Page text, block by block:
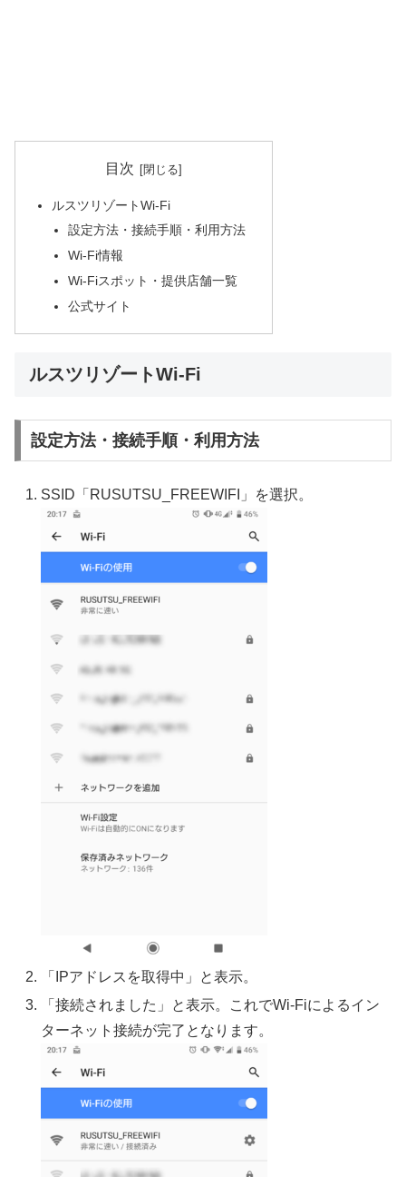
目次
ルスツリゾートWi-Fi
設定方法・接続手順・利用方法
Wi-Fi情報
Wi-Fiスポット・提供店舗一覧
公式サイト
ルスツリゾートWi-Fi
設定方法・接続手順・利用方法
SSID「RUSUTSU_FREEWIFI」を選択。
「IPアドレスを取得中」と表示。
「接続されました」と表示。これでWi-Fiによるイン
ターネット接続が完了となります。